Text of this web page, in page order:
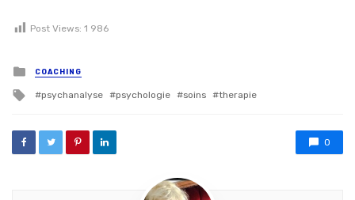
Post Views: 1 986
Posted in
COACHING
Tagged with
psychanalyse psychologie soins therapie
0